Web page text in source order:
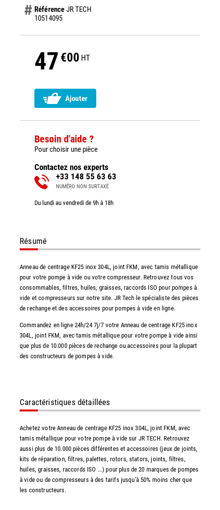
Référence JR TECH
10514095
47 €00 HT
Ajouter
Besoin d'aide ?
Pour choisir une pièce
Contactez nos experts
+33 148 55 63 63
NUMÉRO NON SURTAXÉ
Du lundi au vendredi de 9h à 18h
Résumé
Anneau de centrage KF25 inox 304L, joint FKM, avec tamis métallique
pour votre pompe à vide ou votre compresseur. Retrouvez tous vos
consommables, filtres, huiles, graisses, raccords ISO pour pompes à
vide et compresseurs sur notre site. JR Tech le spécialiste des pièces
de rechange et des accessoires pour pompes à vide en ligne.
Commandez en ligne 24h/24 7j/7 votre Anneau de centrage KF25 inox
304L, joint FKM, avec tamis métallique pour votre pompe à vide ainsi
que plus de 10.000 pièces de rechange ou accessoires pour la plupart
des constructeurs de pompes à vide.
Caractéristiques détaillées
Achetez votre Anneau de centrage KF25 inox 304L, joint FKM, avec
tamis métallique pour votre pompe à vide sur JR TECH. Retrouvez
aussi plus de 10.000 pièces différentes et accessoires (jeux de joints,
kits de réparation, filtres, palettes, rotors, stators, joints, filtres,
huiles, graisses, raccords ISO ...) pour plus de 20 marques de pompes
à vide ou de compresseurs à des tarifs jusqu'à 50% moins cher que
les constructeurs.